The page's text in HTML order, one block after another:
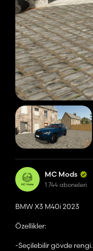
MC Mods
1 744 aboneleri
BMW X3 M40i 2023
Özellikler:
-Seçilebilir gövde rengi.